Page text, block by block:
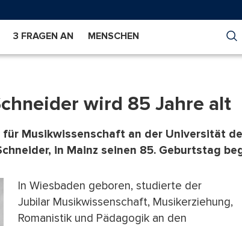
3 FRAGEN AN MENSCHEN
wird 85 Jahre alt
Musikwissenschaft an der Universität
in Mainz seinen 85. Geburtstag
In Wiesbaden geboren, studierte der
Jubilar Musikwissenschaft, Musikerziehung,
Romanistik und Pädagogik an den